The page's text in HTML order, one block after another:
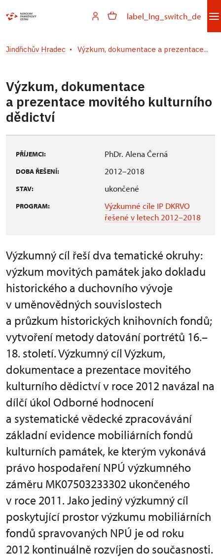
label_lng_switch_de
Jindřichův Hradec Výzkum, dokumentace a prezentace...
Výzkum, dokumentace
a prezentace movitého kulturního
dědictví
PŘÍJEMCI: PhDr. Alena Černá
DOBA ŘEŠENÍ: 2012–2018
STAV: ukončené
PROGRAM:
Výzkumné cíle IP DKRVO
řešené v letech 2012–2018
Výzkumný cíl řeší dva tematické okruhy:
výzkum movitých památek jako dokladu
historického a duchovního vývoje
v uměnovědných souvislostech
a průzkum historických knihovních fondů;
vytvoření metody datování portrétů 16.–
18. století. Výzkumný cíl Výzkum,
dokumentace a prezentace movitého
kulturního dědictví v roce 2012 navázal na
dílčí úkol Odborné hodnocení
a systematické vědecké zpracovávání
základní evidence mobiliárních fondů
kulturních památek, ke kterým vykonává
právo hospodaření NPÚ výzkumného
záměru MK07503233302 ukončeného
v roce 2011. Jako jediný výzkumný cíl
poskytující prostor výzkumu mobiliárních
fondů spravovaných NPÚ je od roku
2012 kontinuálně rozvíjen do současnosti.